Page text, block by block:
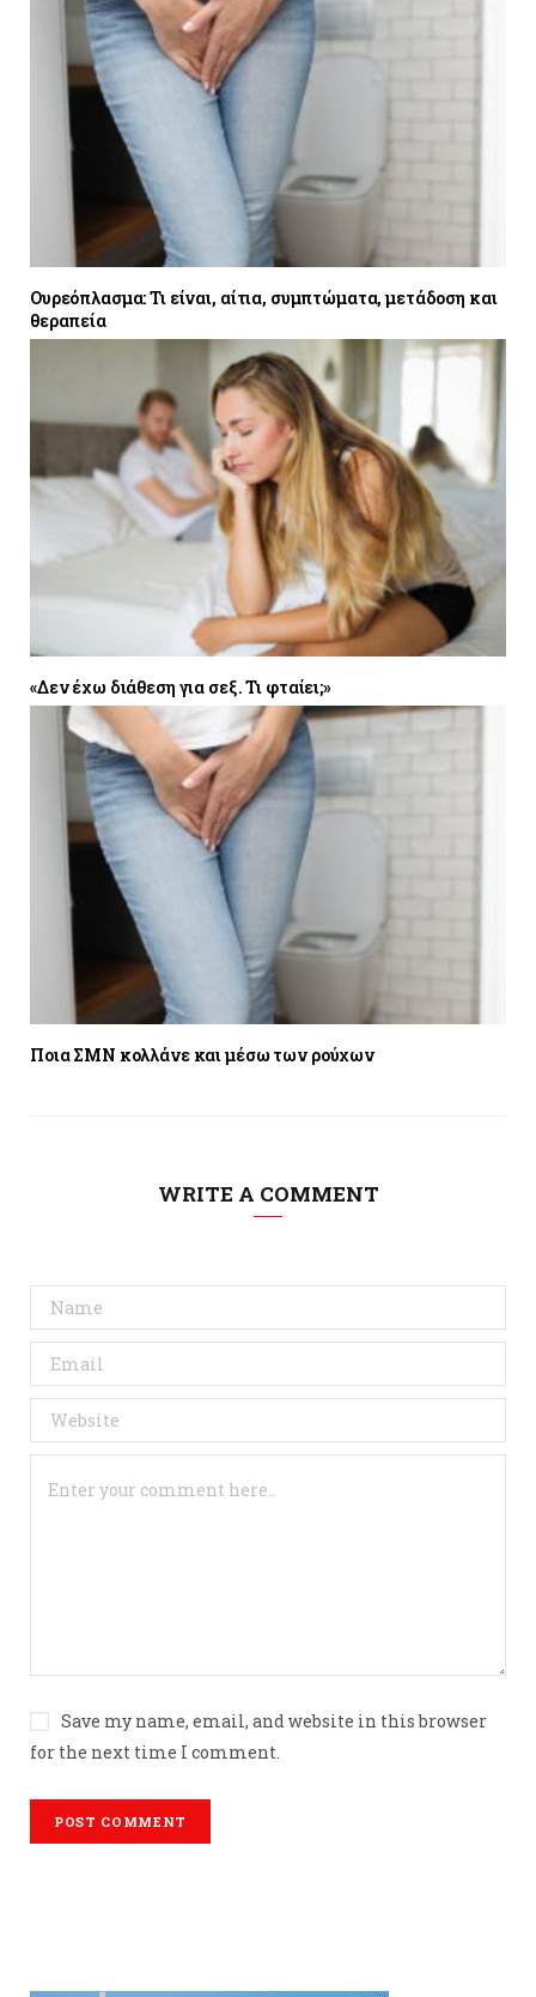
Ουρεόπλασμα: Τι είναι, αίτια, συμπτώματα, μετάδοση και
θεραπεία
«Δεν έχω διάθεση για σεξ. Τι φταίει;»
Ποια ΣΜΝ κολλάνε και μέσω των ρούχων
WRITE A COMMENT
Save my name, email, and website in this browser
for the next time I comment.